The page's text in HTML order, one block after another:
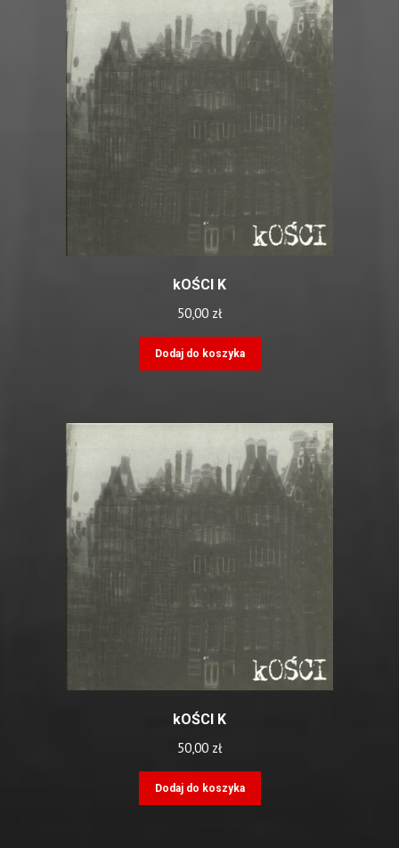
kOŚCI K
50,00 zł
Dodaj do koszyka
kOŚCI K
50,00 zł
Dodaj do koszyka